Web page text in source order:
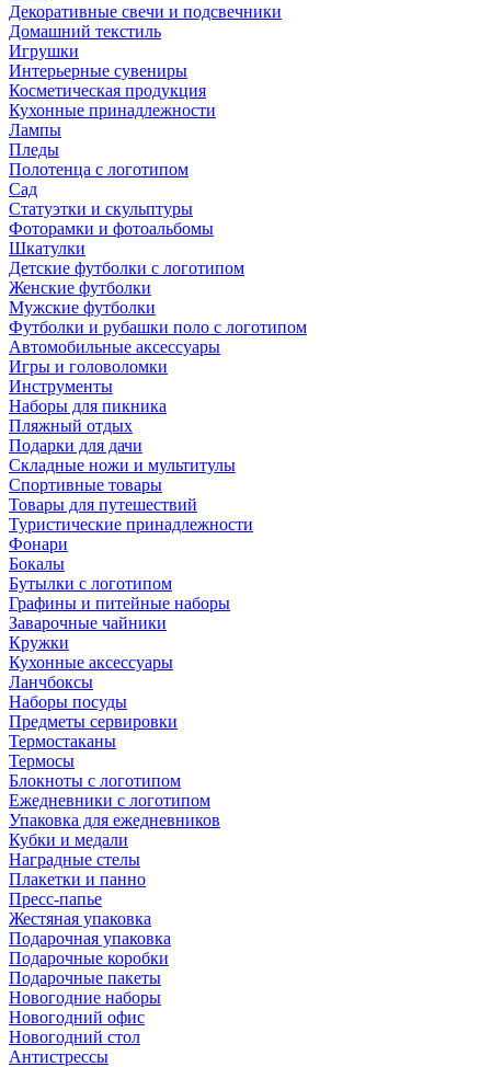
Декоративные свечи и подсвечники
Домашний текстиль
Игрушки
Интерьерные сувениры
Косметическая продукция
Кухонные принадлежности
Лампы
Пледы
Полотенца с логотипом
Сад
Статуэтки и скульптуры
Фоторамки и фотоальбомы
Шкатулки
Детские футболки с логотипом
Женские футболки
Мужские футболки
Футболки и рубашки поло с логотипом
Автомобильные аксессуары
Игры и головоломки
Инструменты
Наборы для пикника
Пляжный отдых
Подарки для дачи
Складные ножи и мультитулы
Спортивные товары
Товары для путешествий
Туристические принадлежности
Фонари
Бокалы
Бутылки с логотипом
Графины и питейные наборы
Заварочные чайники
Кружки
Кухонные аксессуары
Ланчбоксы
Наборы посуды
Предметы сервировки
Термостаканы
Термосы
Блокноты с логотипом
Ежедневники с логотипом
Упаковка для ежедневников
Кубки и медали
Наградные стелы
Плакетки и панно
Пресс-папье
Жестяная упаковка
Подарочная упаковка
Подарочные коробки
Подарочные пакеты
Новогодние наборы
Новогодний офис
Новогодний стол
Антистрессы